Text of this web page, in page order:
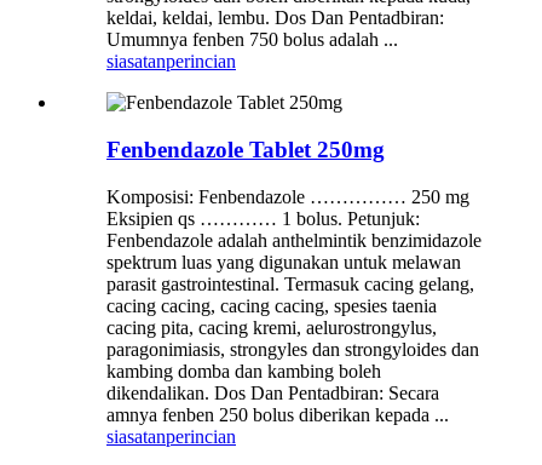
keldai, keldai, lembu. Dos Dan Pentadbiran:
Umumnya fenben 750 bolus adalah ...
siasatanperincian
Fenbendazole Tablet 250mg
Komposisi: Fenbendazole …………… 250 mg
Eksipien qs ………… 1 bolus. Petunjuk:
Fenbendazole adalah anthelmintik benzimidazole
spektrum luas yang digunakan untuk melawan
parasit gastrointestinal. Termasuk cacing gelang,
cacing cacing, cacing cacing, spesies taenia
cacing pita, cacing kremi, aelurostrongylus,
paragonimiasis, strongyles dan strongyloides dan
kambing domba dan kambing boleh
dikendalikan. Dos Dan Pentadbiran: Secara
amnya fenben 250 bolus diberikan kepada ...
siasatanperincian